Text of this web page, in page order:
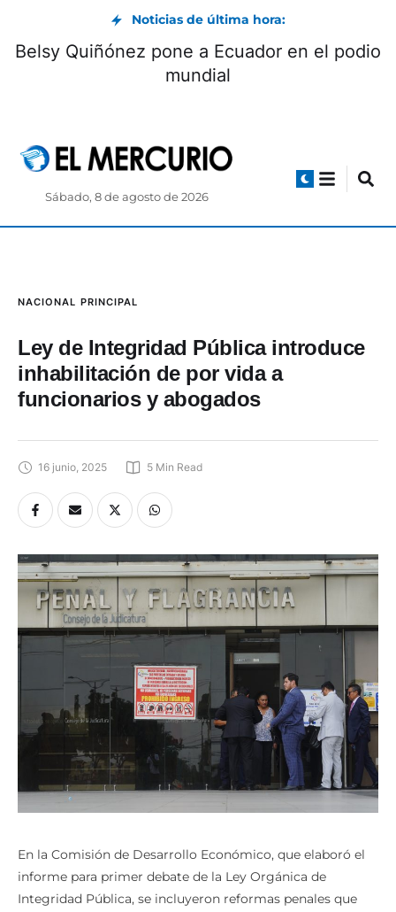
Noticias de última hora:
convoca a Club de
Belsy Quiñónez
Sábado, 8 de agosto de 2026
NACIONAL PRINCIPAL
Ley de Integridad Pública introduce
inhabilitación de por vida a
funcionarios y abogados
16 junio, 2025 5 Min Read
En la Comisión de Desarrollo Económico, que elaboró el
informe para primer debate de la Ley Orgánica de
Integridad Pública, se incluyeron reformas penales que